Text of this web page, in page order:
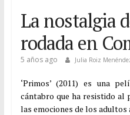
La nostalgia
rodada en
5 años ago Julia Roiz
‘Primos’ (2011) es una
cántabro que ha resistido al
las emociones de los